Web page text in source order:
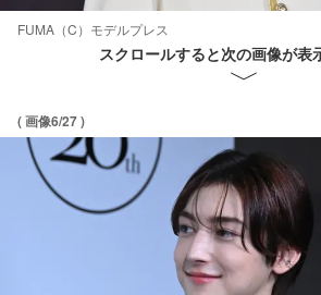
FUMA（C）モデルプレス
スクロールすると次の画像が表
( 画像6/27 )